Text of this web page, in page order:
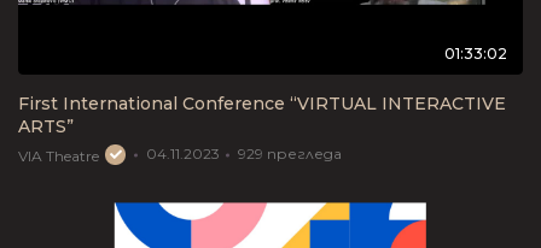
01:33:02
First International Conference “VIRTUAL INTERACTIVE
ARTS”
VIA Theatre 04.11.2023 929 прегледа